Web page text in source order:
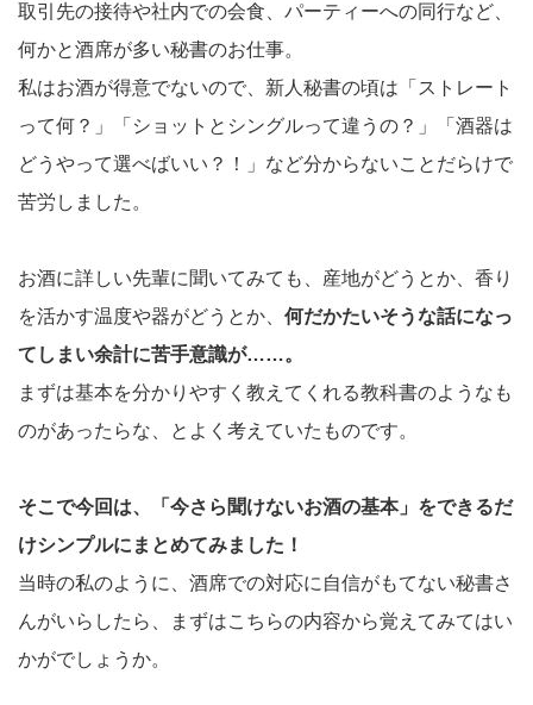
取引先の接待や社内での会食、パーティーへの同行など、
何かと酒席が多い秘書のお仕事。
私はお酒が得意でないので、新人秘書の頃は「ストレート
って何？」「ショットとシングルって違うの？」「酒器は
どうやって選べばいい？！」など分からないことだらけで
苦労しました。
お酒に詳しい先輩に聞いてみても、産地がどうとか、香り
を活かす温度や器がどうとか、 何だかたいそうな話になっ
てしまい余計に苦手意識が……。
まずは基本を分かりやすく教えてくれる教科書のようなも
のがあったらな、とよく考えていたものです。
そこで今回は、「今さら聞けないお酒の基本」をできるだ
けシンプルにまとめてみました！
当時の私のように、酒席での対応に自信がもてない秘書さ
んがいらしたら、まずはこちらの内容から覚えてみてはい
かがでしょうか。